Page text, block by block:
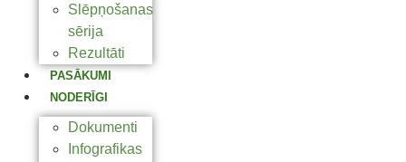
Slēpņošanas
sērija
Rezultāti
PASĀKUMI
NODERĪGI
Dokumenti
Infografikas